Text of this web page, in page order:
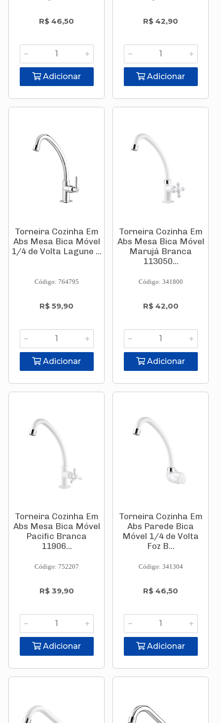
R$ 46,50
Adicionar
R$ 42,90
Adicionar
Torneira Cozinha Em
Abs Mesa Bica Móvel
1/4 de Volta Lagune ...
Código: 764795
R$ 59,90
Adicionar
Torneira Cozinha Em
Abs Mesa Bica Móvel
Marujá Branca
113050...
Código: 341800
R$ 42,00
Adicionar
Torneira Cozinha Em
Abs Mesa Bica Móvel
Pacific Branca
11906...
Código: 752207
R$ 39,90
Adicionar
Torneira Cozinha Em
Abs Parede Bica
Móvel 1/4 de Volta
Foz B...
Código: 341304
R$ 46,50
Adicionar